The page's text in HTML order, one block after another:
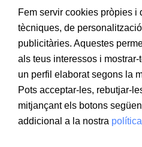
Informació a clients PSD2
MIFID
Documentació PRIIPS
Fem servir cookies pròpies i
tècniques, de
publicitàries. Aquestes
als teus interessos i
un perfil elaborat segons la
Pots acceptar-les, rebutjar-
mitjançant els botons
addicional a la nostra